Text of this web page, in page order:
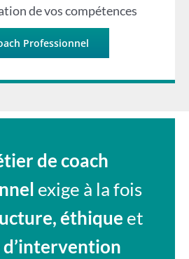
de vos compétences
Professionnel
de coach
exige à la fois
éthique et
d’intervention